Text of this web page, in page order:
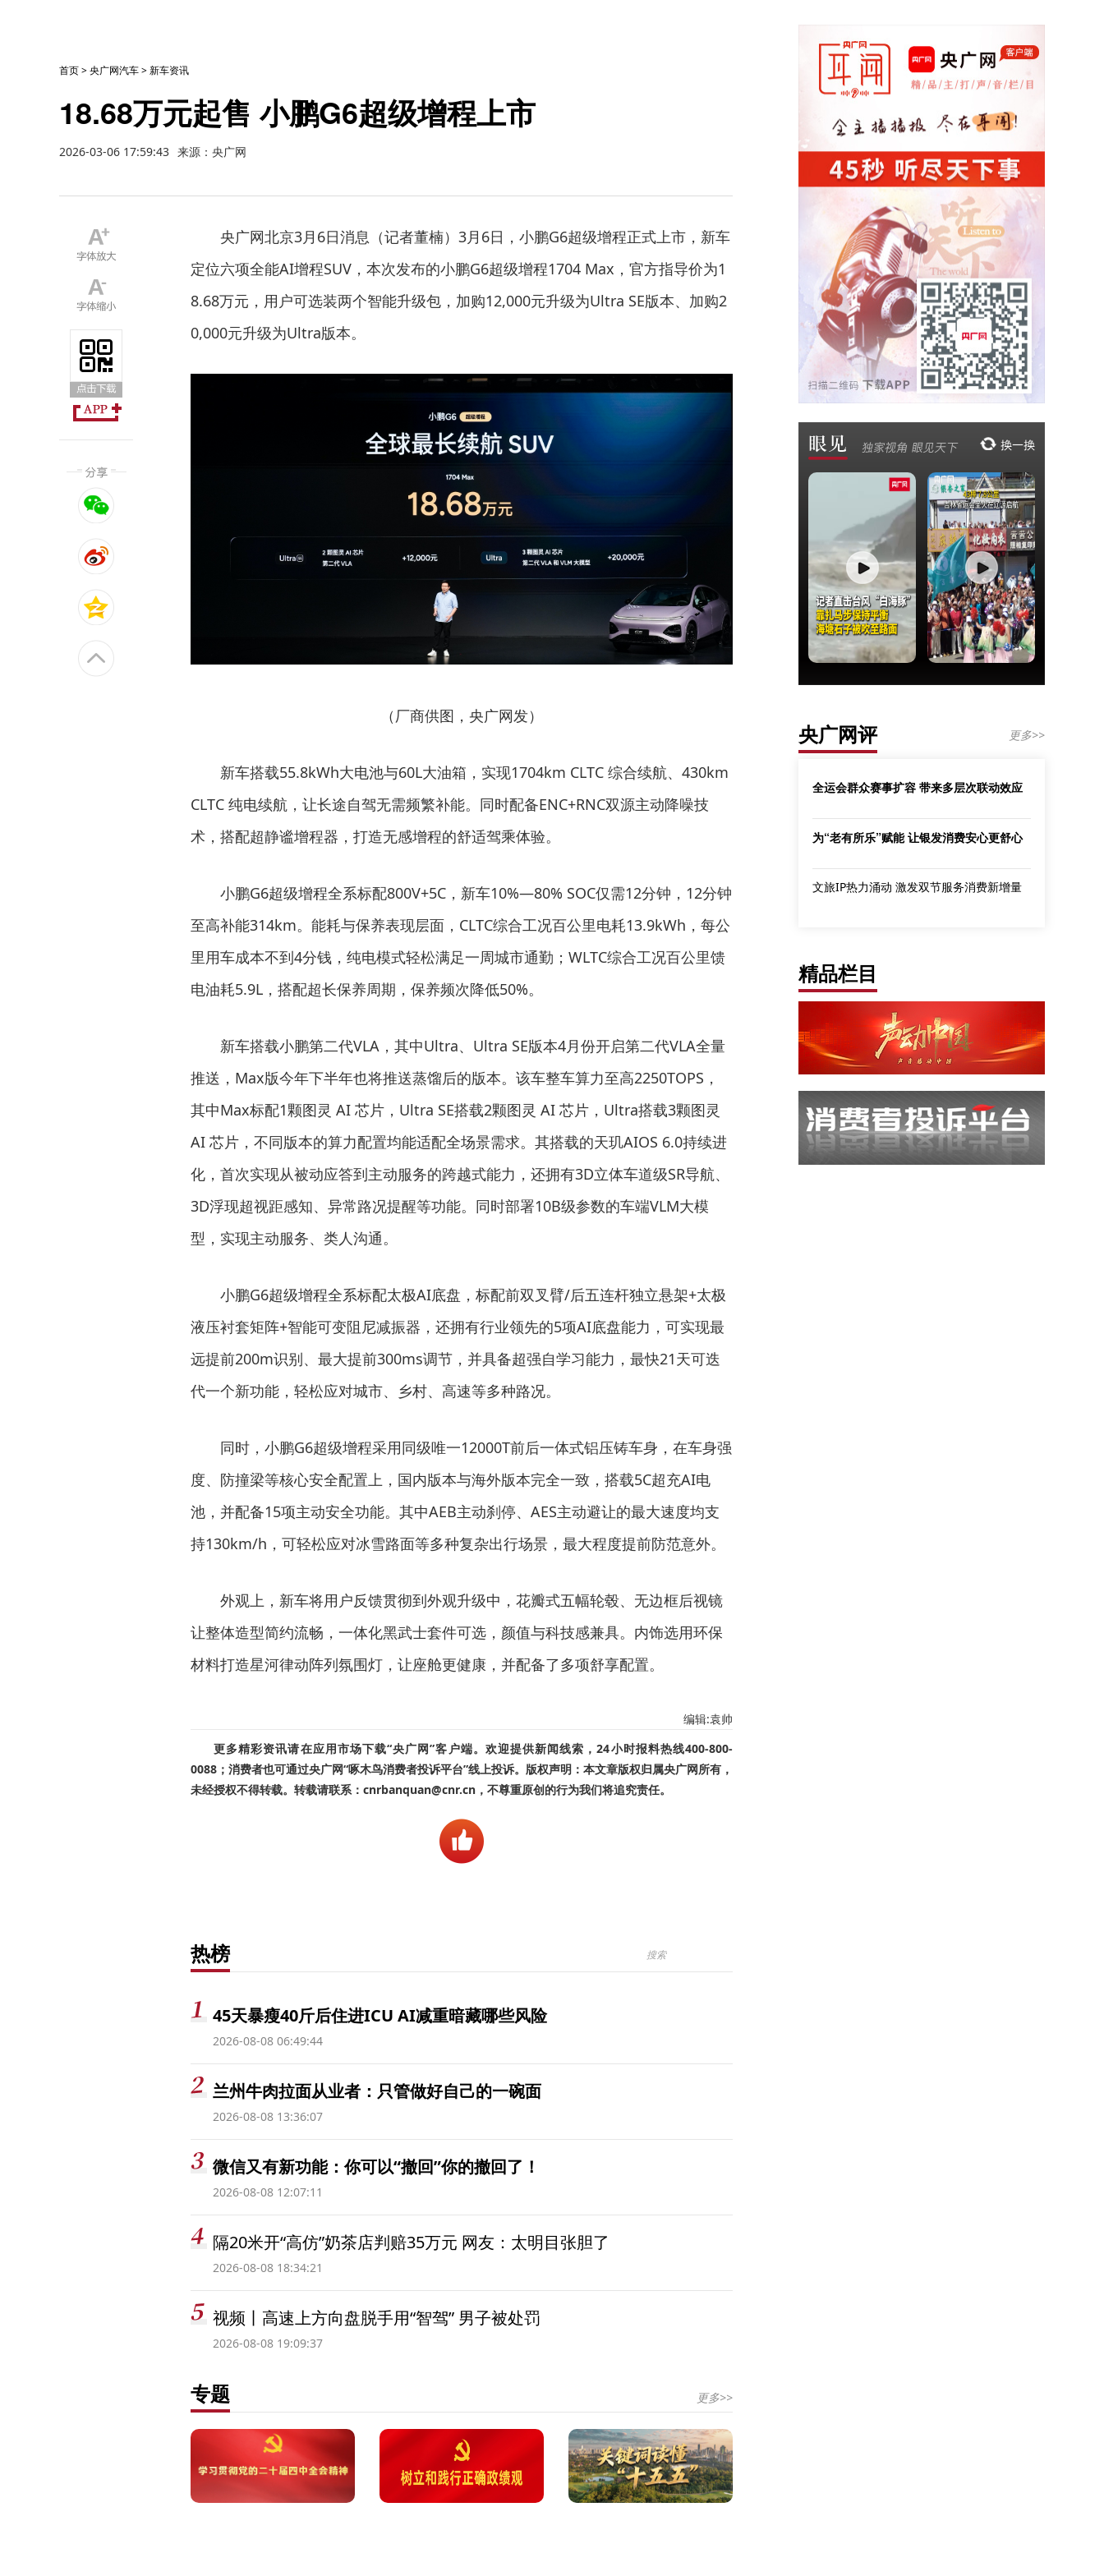
首页>央广网汽车>新车资讯
18.68万元起售 小鹏G6超级增程上市
2026-03-06 17:59:43 来源：央广网
央广网北京3月6日消息（记者董楠）3月6日，小鹏G6超级增程正式上市，新车
定位六项全能AI增程SUV，本次发布的小鹏G6超级增程1704 Max，官方指导价为1
8.68万元，用户可选装两个智能升级包，加购12,000元升级为Ultra SE版本、加购2
0,000元升级为Ultra版本。
（厂商供图，央广网发）
新车搭载55.8kWh大电池与60L大油箱，实现1704km CLTC 综合续航、430km
CLTC 纯电续航，让长途自驾无需频繁补能。同时配备ENC+RNC双源主动降噪技
术，搭配超静谧增程器，打造无感增程的舒适驾乘体验。
小鹏G6超级增程全系标配800V+5C，新车10%—80% SOC仅需12分钟，12分钟
至高补能314km。能耗与保养表现层面，CLTC综合工况百公里电耗13.9kWh，每公
里用车成本不到4分钱，纯电模式轻松满足一周城市通勤；WLTC综合工况百公里馈
电油耗5.9L，搭配超长保养周期，保养频次降低50%。
新车搭载小鹏第二代VLA，其中Ultra、Ultra SE版本4月份开启第二代VLA全量
推送，Max版今年下半年也将推送蒸馏后的版本。该车整车算力至高2250TOPS，
其中Max标配1颗图灵 AI 芯片，Ultra SE搭载2颗图灵 AI 芯片，Ultra搭载3颗图灵
AI 芯片，不同版本的算力配置均能适配全场景需求。其搭载的天玑AIOS 6.0持续进
化，首次实现从被动应答到主动服务的跨越式能力，还拥有3D立体车道级SR导航、
3D浮现超视距感知、异常路况提醒等功能。同时部署10B级参数的车端VLM大模
型，实现主动服务、类人沟通。
小鹏G6超级增程全系标配太极AI底盘，标配前双叉臂/后五连杆独立悬架+太极
液压衬套矩阵+智能可变阻尼减振器，还拥有行业领先的5项AI底盘能力，可实现最
远提前200m识别、最大提前300ms调节，并具备超强自学习能力，最快21天可迭
代一个新功能，轻松应对城市、乡村、高速等多种路况。
同时，小鹏G6超级增程采用同级唯一12000T前后一体式铝压铸车身，在车身强
度、防撞梁等核心安全配置上，国内版本与海外版本完全一致，搭载5C超充AI电
池，并配备15项主动安全功能。其中AEB主动刹停、AES主动避让的最大速度均支
持130km/h，可轻松应对冰雪路面等多种复杂出行场景，最大程度提前防范意外。
外观上，新车将用户反馈贯彻到外观升级中，花瓣式五幅轮毂、无边框后视镜
让整体造型简约流畅，一体化黑武士套件可选，颜值与科技感兼具。内饰选用环保
材料打造星河律动阵列氛围灯，让座舱更健康，并配备了多项舒享配置。
编辑:袁帅
更多精彩资讯请在应用市场下载“央广网”客户端。欢迎提供新闻线索，24小时报料热线400-800-
0088；消费者也可通过央广网“啄木鸟消费者投诉平台”线上投诉。版权声明：本文章版权归属央广网所有，
未经授权不得转载。转载请联系：cnrbanquan@cnr.cn，不尊重原创的行为我们将追究责任。
热榜
45天暴瘦40斤后住进ICU AI减重暗藏哪些风险
2026-08-08 06:49:44
兰州牛肉拉面从业者：只管做好自己的一碗面
2026-08-08 13:36:07
微信又有新功能：你可以“撤回”你的撤回了！
2026-08-08 12:07:11
隔20米开“高仿”奶茶店判赔35万元 网友：太明目张胆了
2026-08-08 18:34:21
视频丨高速上方向盘脱手用“智驾” 男子被处罚
2026-08-08 19:09:37
专题 更多>>
央广网评 更多>>
全运会群众赛事扩容 带来多层次联动效应
为“老有所乐”赋能 让银发消费安心更舒心
文旅IP热力涌动 激发双节服务消费新增量
精品栏目